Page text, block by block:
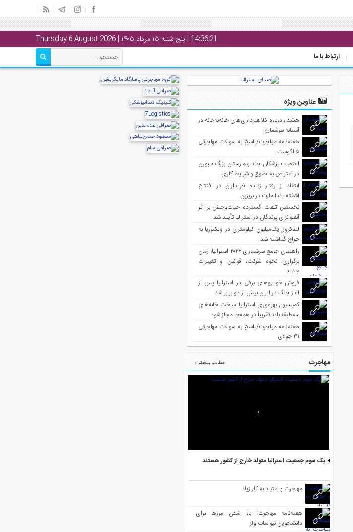
14:36:22 | پنج شنبه ۱۵ مرداد ۱۴۰۵ | Thursday 6 August 2026
ارتباط با ما
عناوین ویژه
هشدار درباره کلاهبرداری‌های خانه‌به‌خانه در
آستانه سرشماری
هفته‌نامه مهاجرت/پاسخ به سوالات مهاجرتی
۵ آگوست
اعتصاب پزشکان چند بیمارستان بزرگ ملبورن
در اعتراض به حقوق و شرایط کاری
انتقاد از رفتار زننده خریداران در افتتاح
آشفته پاندا مارت در بریزبن
نخستین تلفات گسترده حیات‌وحش بر اثر
آنفلوانزای پرندگان در استرالیا تأیید شد
لندکروزر یک‌میلیون کیلومتری در ویکتوریا به
حراج گذاشته شد
راهنمای جامع سرشماری ۲۰۲۶ استرالیا؛ زمان
برگزاری، نحوه شرکت، قوانین و تغییرات
جدید
فروش خودروهای برقی در استرالیا پس از
آغاز جنگ در ایران بیش از دو برابر شد
کمیسیون بهره‌وری استرالیا: ساخت خانه‌های
سه‌طبقه باید تقریباً در همه‌جا مجاز شود
هفته‌نامه مهاجرت/پاسخ به سوالات مهاجرتی
۳۱ جولای
مهاجرت مطالب بیشتر »
یک سوم جمعیت استرالیا متولد خارج از کشور هستند
مهاجرت و اعتیاد به کار زیاد
هفته‌نامه مهاجرت: باز شدن مرزها برای
دانشجویان نیو سات ولز